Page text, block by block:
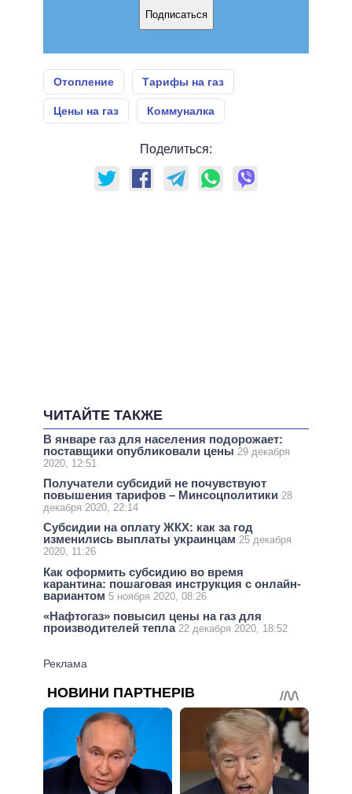
Подписаться
Отопление Тарифы на газ
Цены на газ Коммуналка
Поделиться:
ЧИТАЙТЕ ТАКЖЕ
В январе газ для населения подорожает:
поставщики опубликовали цены 29 декабря
2020, 12:51
Получатели субсидий не почувствуют
повышения тарифов – Минсоцполитики 28
декабря 2020, 22:14
Субсидии на оплату ЖКХ: как за год
изменились выплаты украинцам 25 декабря
2020, 11:26
Как оформить субсидию во время
карантина: пошаговая инструкция с онлайн-
вариантом 5 ноября 2020, 08:26
«Нафтогаз» повысил цены на газ для
производителей тепла 22 декабря 2020, 18:52